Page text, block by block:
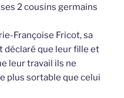
2 cousins germains
Françoise Fricot, sa
déclaré que leur fille et
leur travail ils ne
plus sortable que celui